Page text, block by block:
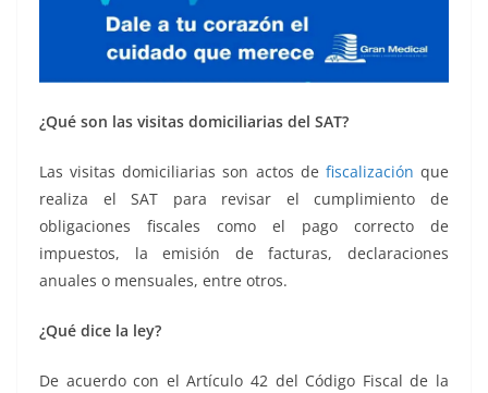
¿Qué son las visitas domiciliarias del SAT?
Las visitas domiciliarias son actos de fiscalizaciónque
realiza el SAT para revisar el cumplimiento de
obligaciones fiscales como el pago correcto de
impuestos, la emisión de facturas, declaraciones
anuales o mensuales, entre otros.
¿Qué dice la ley?
De acuerdo con el Artículo 42 del Código Fiscal de la